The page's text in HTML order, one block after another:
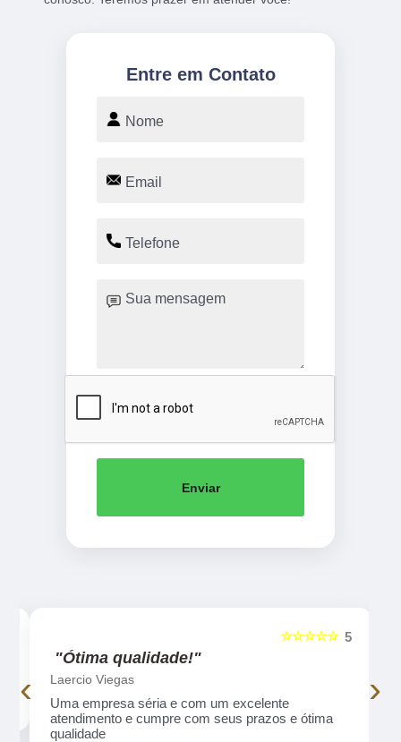
Entre em Contato
Enviar
5
☆☆☆☆☆
"Ótima qualidade!"
Laercio Viegas
Uma empresa séria e com um excelente
atendimento e cumpre com seus prazos e ótima
qualidade
‹ ›